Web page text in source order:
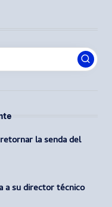
la senda del
a su director técnico